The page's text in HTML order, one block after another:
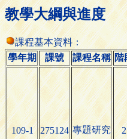
教學大綱與進度
課程基本資料：
學年期
課號 課程名稱 階
109-1 275124 專題研究 2